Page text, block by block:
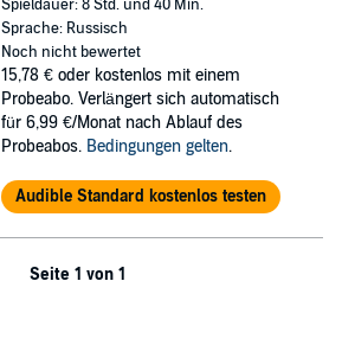
Spieldauer: 8 Std. und 40 Min.
Sprache: Russisch
Noch nicht bewertet
15,78 € oder kostenlos mit einem
Probeabo. Verlängert sich automatisch
für 6,99 €/Monat nach Ablauf des
Probeabos. Bedingungen gelten.
Audible Standard kostenlos testen
Seite 1 von 1